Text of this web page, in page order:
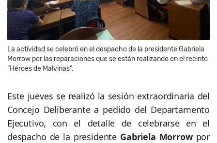
La actividad se celebró en el despacho de la presidente Gabriela
Morrow por las reparaciones que se están realizando en el recinto
“Héroes de Malvinas”.
Este jueves se realizó la sesión extraordinaria del
Concejo Deliberante a pedido del Departamento
Ejecutivo, con el detalle de celebrarse en el
despacho de la presidente Gabriela Morrow por